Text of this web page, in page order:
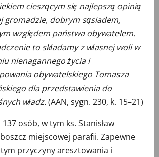
cieszącym się najlepszą opinią
gromadzie, dobrym sąsiadem,
względem państwa obywatelem.
to składamy z własnej woli w
nienagannego życia i
obywatelskiego Tomasza
dla przedstawienia do
władz.(AAN, sygn. 230, k. 15–21)
osób, w tym ks. Stanisław
miejscowej parafii. Zapewne
przyczyny aresztowania i